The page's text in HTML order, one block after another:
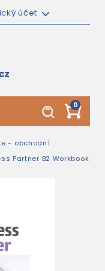
účet
0
- obchodní
Partner B2 Workbook